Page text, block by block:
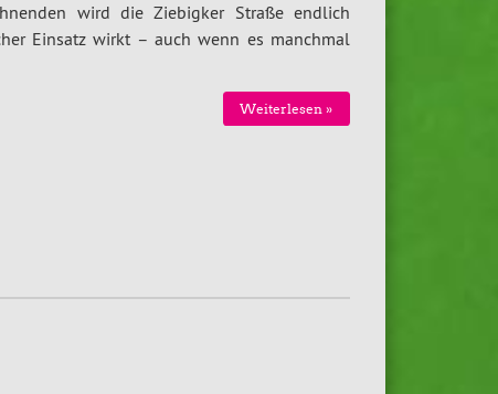
wird die Ziebigker Straße endlich
Einsatz wirkt – auch wenn es manchmal
Weiterlesen »